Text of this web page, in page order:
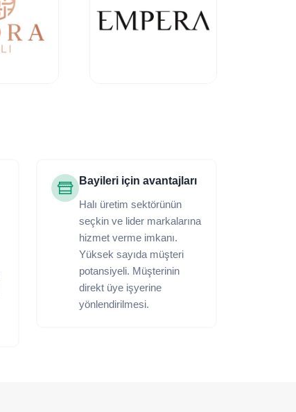
Bayileri için avantajları
Halı üretim sektörünün
seçkin ve lider markalarına
hizmet verme imkanı.
Yüksek sayıda müşteri
potansiyeli. Müşterinin
direkt üye işyerine
yönlendirilmesi.